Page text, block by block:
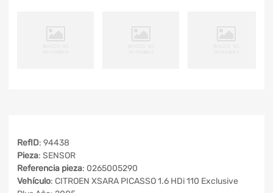
RefID: 94438
Pieza: SENSOR
Referencia pieza: 0265005290
Vehículo: CITROEN XSARA PICASSO 1.6 HDi 110 Exclusive